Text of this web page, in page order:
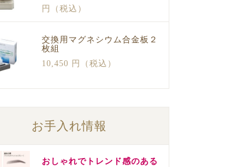
円（税込）
交換用マグネシウム合金板２
枚組
10,450 円（税込）
お手入れ情報
おしゃれでトレンド感のある